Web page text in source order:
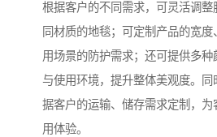
根据客户的不同需求，可灵活调
同材质的地毯；可定制产品的宽
用场景的防护需求；还可提供多
与使用环境，提升整体美观度。
据客户的运输、储存需求定制，
用体验。